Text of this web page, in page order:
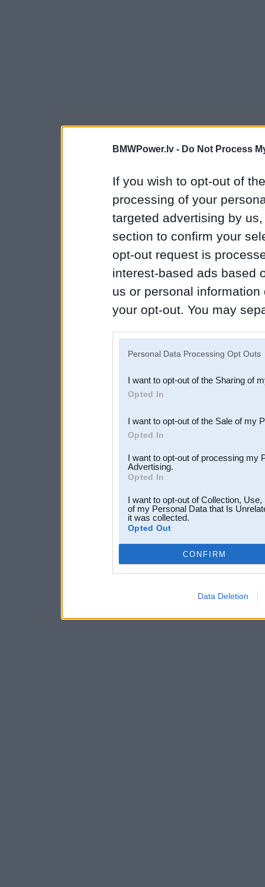
BMWPower.lv - Do Not Process
If you wish to opt-out of
processing of your
targeted advertising by
section to confirm your
opt-out request is
interest-based ads based
us or personal
your opt-out. You may
Downstream Participants
third parties.
Personal Data Processing Opt Outs
I want to opt-out of the Sharing of
Opted In
I want to opt-out of the Sale of my
Opted In
I want to opt-out of processing my
Advertising.
Opted In
I want to opt-out of Collection,
of my Personal Data that Is
it was collected.
Opted Out
CONFIRM
Data Deletion